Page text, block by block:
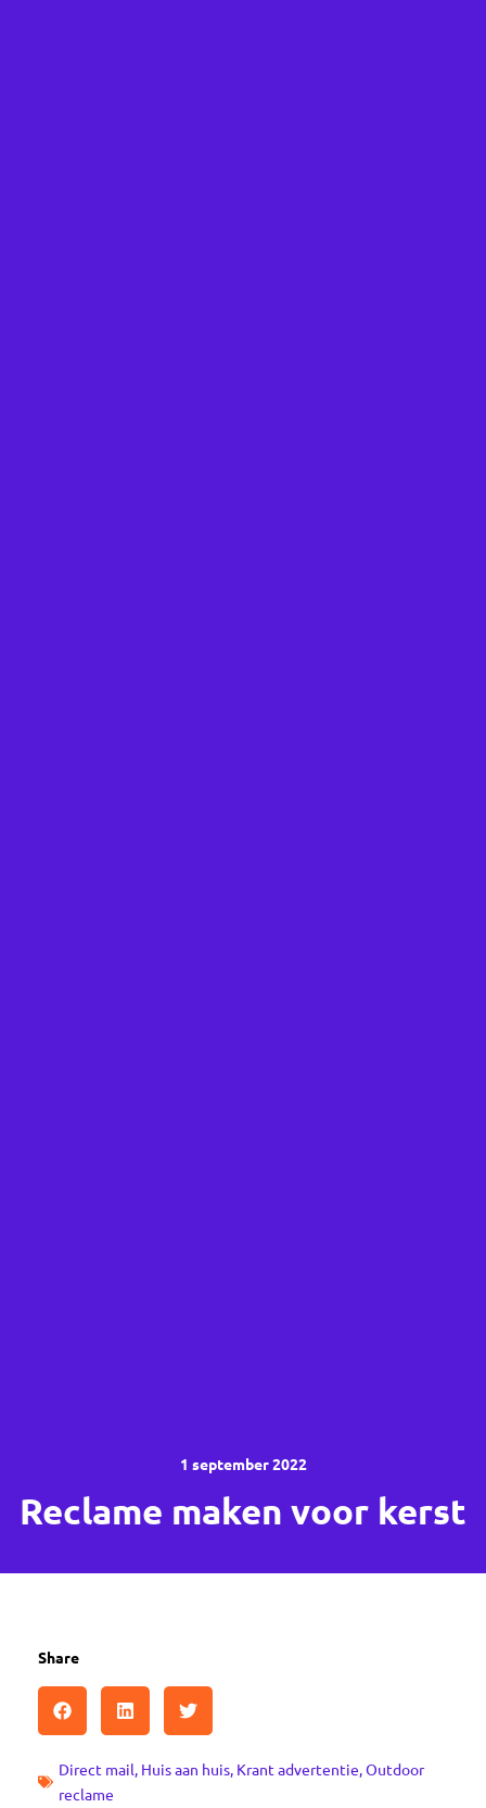
1 september 2022
Reclame maken voor kerst
Share
Direct mail, Huis aan huis, Krant advertentie,Outdoor
reclame